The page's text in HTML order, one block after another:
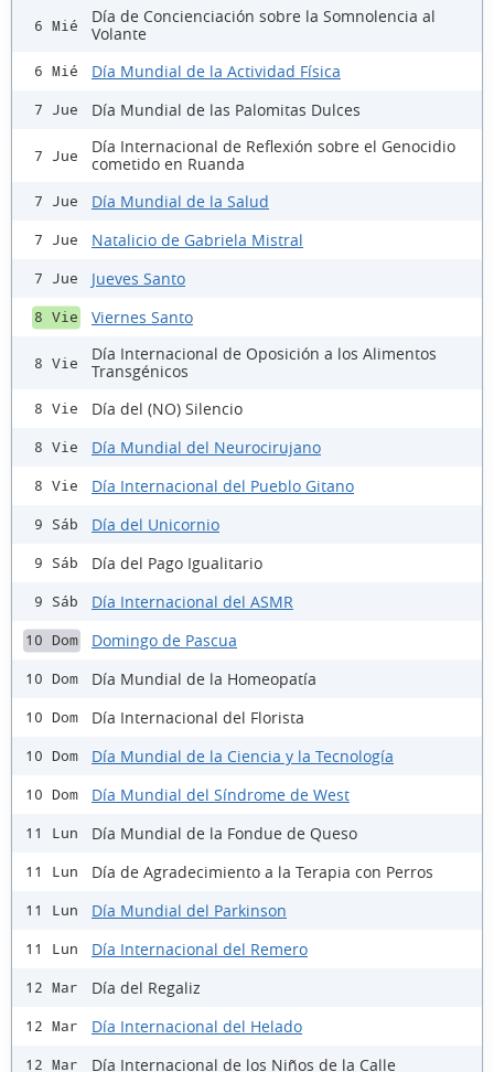
6 Mié
Día de Concienciación sobre la Somnolencia al
Volante
6 Mié Día Mundial de la Actividad Física
7 Jue Día Mundial de las Palomitas Dulces
7 Jue
Día Internacional de Reflexión sobre el Genocidio
cometido en Ruanda
7 Jue Día Mundial de la Salud
7 Jue Natalicio de Gabriela Mistral
7 Jue Jueves Santo
8 Vie Viernes Santo
8 Vie
Día Internacional de Oposición a los Alimentos
Transgénicos
8 Vie Día del (NO) Silencio
8 Vie Día Mundial del Neurocirujano
8 Vie Día Internacional del Pueblo Gitano
9 Sáb Día del Unicornio
9 Sáb Día del Pago Igualitario
9 Sáb Día Internacional del ASMR
10 Dom Domingo de Pascua
10 Dom Día Mundial de la Homeopatía
10 Dom Día Internacional del Florista
10 Dom Día Mundial de la Ciencia y la Tecnología
10 Dom Día Mundial del Síndrome de West
11 Lun Día Mundial de la Fondue de Queso
11 Lun Día de Agradecimiento a la Terapia con Perros
11 Lun Día Mundial del Parkinson
11 Lun Día Internacional del Remero
12 Mar Día del Regaliz
12 Mar Día Internacional del Helado
12 Mar Día Internacional de los Niños de la Calle